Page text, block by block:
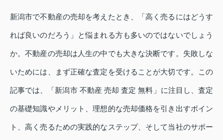
新潟市で不動産の売却を考えたとき、「高く売るにはどうす
れば良いのだろう」と悩まれる方も多いのではないでしょう
か。不動産の売却は人生の中でも大きな決断です。失敗しな
いためには、まず正確な査定を受けることが大切です。この
記事では、「新潟市 不動産 売却 査定 無料」に注目し、査定
の基礎知識やメリット、理想的な売却価格を引き出すポイン
ト、高く売るための実践的なステップ、そして当社のサポー